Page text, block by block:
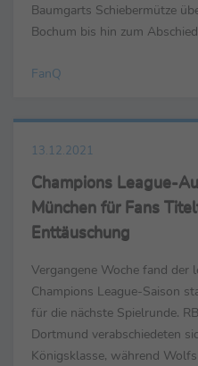
Baumgarts Schiebermütze
Bochum bis hin zum
FanQ
13.12.2021
Champions League-
München für Fans
Enttäuschung
Vergangene Woche fand der
Champions League-Saison
für die nächste Spielrunde.
Dortmund verabschiedeten
Königsklasse, während